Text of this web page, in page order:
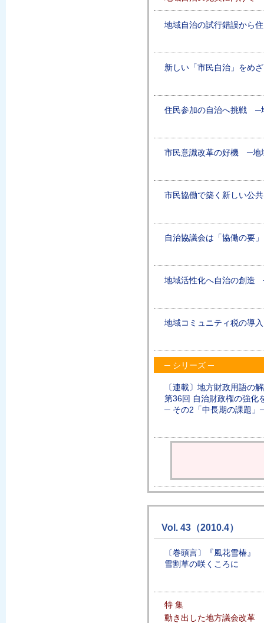
地域自治の試行錯誤から
新しい「市民自治」をめ
住民参加の自治へ挑戦 ─
市民意識改革の好機 ─地
市民協働で築く新しい公
自治協議会は「協働の要
地域活性化へ自治の創造
地域コミュニティ税の導
─ シリーズ ─
〔連載〕地方財政用語の
第36回 自治財政権の強化
─ その2「中長期の課題」
Vol. 43（2010.4）
〔巻頭言〕『風花雪椿』
雪割草の咲くころに
特 集
動き出した地方議会改革